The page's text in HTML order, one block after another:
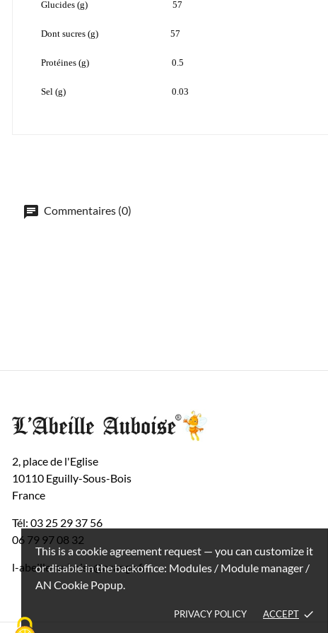
This is a cookie agreement request — you can customize it
or disable in the backoffice: Modules / Module manager /
AN Cookie Popup.
PRIVACY POLICY ACCEPT done
Glucides (g) 57
Dont sucres (g) 57
Protéines (g) 0.5
Sel (g) 0.03
Commentaires (0)
2, place de l'Eglise
10110 Eguilly-Sous-Bois
France
Tél: 03 25 29 37 56
06 79 97 08 32
l-abeille-auboise@orange.fr